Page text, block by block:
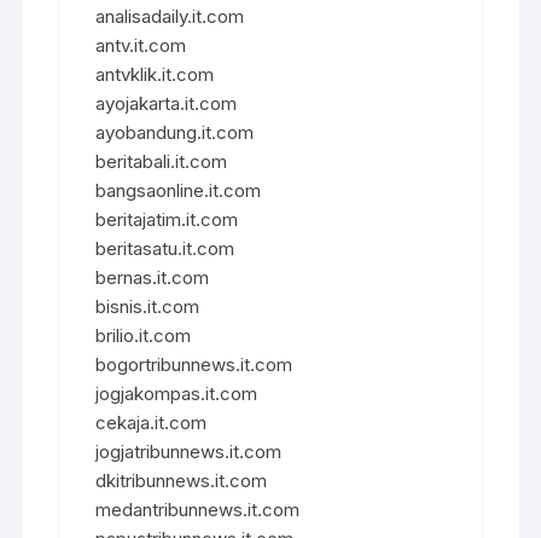
analisadaily.it.com
antv.it.com
antvklik.it.com
ayojakarta.it.com
ayobandung.it.com
beritabali.it.com
bangsaonline.it.com
beritajatim.it.com
beritasatu.it.com
bernas.it.com
bisnis.it.com
brilio.it.com
bogortribunnews.it.com
jogjakompas.it.com
cekaja.it.com
jogjatribunnews.it.com
dkitribunnews.it.com
medantribunnews.it.com